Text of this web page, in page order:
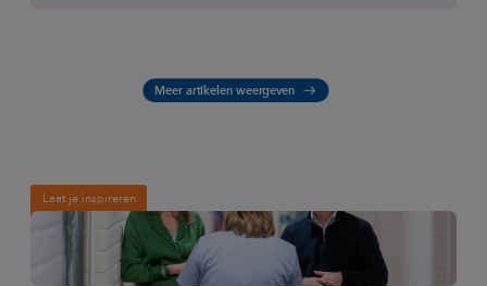
Meer artikelen weergeven
Laat je inspireren